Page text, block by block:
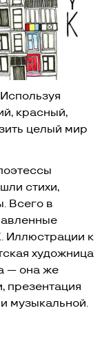
красный,
целый мир
стихи,
Всего в
Иллюстрации к
художница
— она же
презентация
музыкальной.